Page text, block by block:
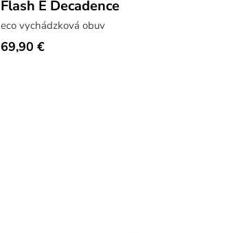
Flash E Decadence
eco vychádzková obuv
69,90 €